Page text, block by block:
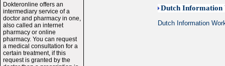
Dokteronline offers an
intermediary service of a
doctor and pharmacy in one,
also called an internet
pharmacy or online
pharmacy. You can request
a medical consultation for a
certain treatment, if this
request is granted by the
Dutch Information
Dutch Information